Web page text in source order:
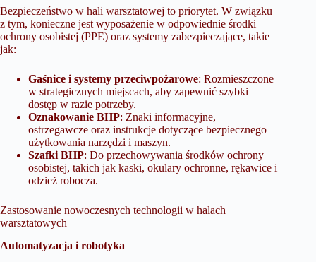
Bezpieczeństwo w hali warsztatowej to priorytet. W związku
z tym, konieczne jest wyposażenie w odpowiednie środki
ochrony osobistej (PPE) oraz systemy zabezpieczające, takie
jak:
Gaśnice i systemy przeciwpożarowe: Rozmieszczone
w strategicznych miejscach, aby zapewnić szybki
dostęp w razie potrzeby.
Oznakowanie BHP: Znaki informacyjne,
ostrzegawcze oraz instrukcje dotyczące bezpiecznego
użytkowania narzędzi i maszyn.
Szafki BHP: Do przechowywania środków ochrony
osobistej, takich jak kaski, okulary ochronne, rękawice i
odzież robocza.
Zastosowanie nowoczesnych technologii w halach
warsztatowych
Automatyzacja i robotyka